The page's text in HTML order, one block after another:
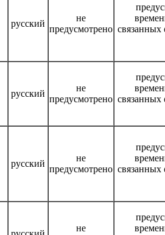
русский
не
предусмотрено связанных
русский
не
предусмотрено связанных
русский
не
предусмотрено связанных
не